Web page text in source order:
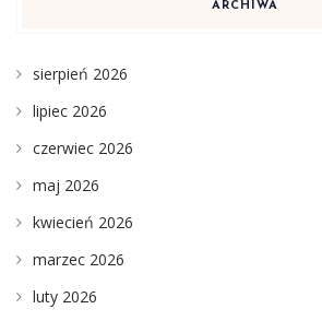
ARCHIWA
sierpień 2026
lipiec 2026
czerwiec 2026
maj 2026
kwiecień 2026
marzec 2026
luty 2026